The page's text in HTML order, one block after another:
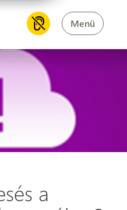
Menü
a balatoni
a